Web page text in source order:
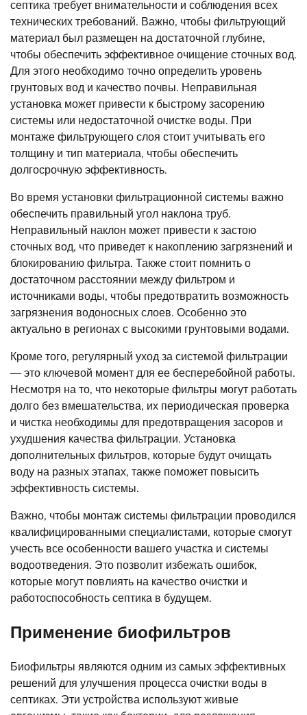
септика требует внимательности и соблюдения всех
технических требований. Важно, чтобы фильтрующий
материал был размещен на достаточной глубине,
чтобы обеспечить эффективное очищение сточных вод.
Для этого необходимо точно определить уровень
грунтовых вод и качество почвы. Неправильная
установка может привести к быстрому засорению
системы или недостаточной очистке воды. При
монтаже фильтрующего слоя стоит учитывать его
толщину и тип материала, чтобы обеспечить
долгосрочную эффективность.
Во время установки фильтрационной системы важно
обеспечить правильный угол наклона труб.
Неправильный наклон может привести к застою
сточных вод, что приведет к накоплению загрязнений и
блокированию фильтра. Также стоит помнить о
достаточном расстоянии между фильтром и
источниками воды, чтобы предотвратить возможность
загрязнения водоносных слоев. Особенно это
актуально в регионах с высокими грунтовыми водами.
Кроме того, регулярный уход за системой фильтрации
— это ключевой момент для ее бесперебойной работы.
Несмотря на то, что некоторые фильтры могут работать
долго без вмешательства, их периодическая проверка
и чистка необходимы для предотвращения засоров и
ухудшения качества фильтрации. Установка
дополнительных фильтров, которые будут очищать
воду на разных этапах, также поможет повысить
эффективность системы.
Важно, чтобы монтаж системы фильтрации проводился
квалифицированными специалистами, которые смогут
учесть все особенности вашего участка и системы
водоотведения. Это позволит избежать ошибок,
которые могут повлиять на качество очистки и
работоспособность септика в будущем.
Применение биофильтров
Биофильтры являются одним из самых эффективных
решений для улучшения процесса очистки воды в
септиках. Эти устройства используют живые